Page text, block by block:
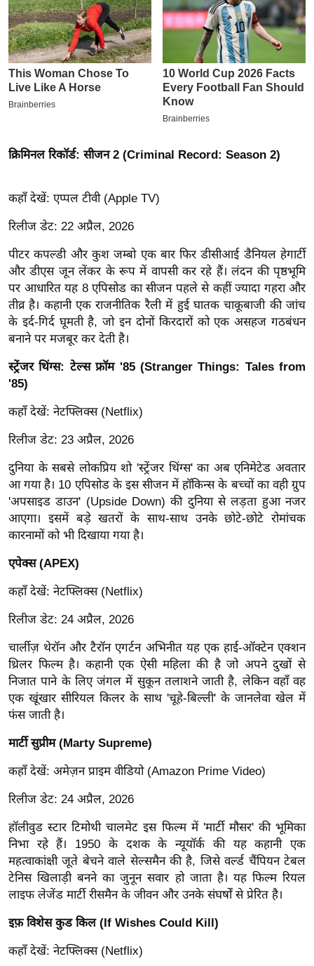
क्रा
इ
म
ई
-
पे
ल
मि
सा
ल
श
ख्सि
त
यं
ग
डि
या
सा
हि
त्य
ज
ग
ऑ
टो
र्ल्ड
न्यू
ज
ब्री
नो
ज
न
ज
ग
त
बॉ
ली
ड
क्रिमिनल रिकॉर्ड: सीजन 2 (Criminal Record: Season 2)
कहाँ देखें: एप्पल टीवी (Apple TV)
रिलीज डेट: 22 अप्रैल, 2026
पीटर कपल्डी और कुश जम्बो एक बार फिर डीसीआई डैनियल हेगार्टी
और डीएस जून लेंकर के रूप में वापसी कर रहे हैं। लंदन की पृष्ठभूमि
पर आधारित यह 8 एपिसोड का सीजन पहले से कहीं ज्यादा गहरा और
तीव्र है। कहानी एक राजनीतिक रैली में हुई घातक चाकूबाजी की जांच
के इर्द-गिर्द घूमती है, जो इन दोनों किरदारों को एक असहज गठबंधन
बनाने पर मजबूर कर देती है।
स्ट्रेंजर थिंग्स: टेल्स फ्रॉम '85 (Stranger Things: Tales from
'85)
कहाँ देखें: नेटफ्लिक्स (Netflix)
रिलीज डेट: 23 अप्रैल, 2026
दुनिया के सबसे लोकप्रिय शो 'स्ट्रेंजर थिंग्स' का अब एनिमेटेड अवतार
आ गया है। 10 एपिसोड के इस सीजन में हॉकिन्स के बच्चों का वही ग्रुप
'अपसाइड डाउन' (Upside Down) की दुनिया से लड़ता हुआ नजर
आएगा। इसमें बड़े खतरों के साथ-साथ उनके छोटे-छोटे रोमांचक
कारनामों को भी दिखाया गया है।
एपेक्स (APEX)
कहाँ देखें: नेटफ्लिक्स (Netflix)
रिलीज डेट: 24 अप्रैल, 2026
चार्लीज़ थेरॉन और टैरॉन एगर्टन अभिनीत यह एक हाई-ऑक्टेन एक्शन
थ्रिलर फिल्म है। कहानी एक ऐसी महिला की है जो अपने दुखों से
निजात पाने के लिए जंगल में सुकून तलाशने जाती है, लेकिन वहाँ वह
एक खूंखार सीरियल किलर के साथ 'चूहे-बिल्ली' के जानलेवा खेल में
फंस जाती है।
मार्टी सुप्रीम (Marty Supreme)
कहाँ देखें: अमेज़न प्राइम वीडियो (Amazon Prime Video)
रिलीज डेट: 24 अप्रैल, 2026
हॉलीवुड स्टार टिमोथी चालमेट इस फिल्म में 'मार्टी मौसर' की भूमिका
निभा रहे हैं। 1950 के दशक के न्यूयॉर्क की यह कहानी एक
महत्वाकांक्षी जूते बेचने वाले सेल्समैन की है, जिसे वर्ल्ड चैंपियन टेबल
टेनिस खिलाड़ी बनने का जुनून सवार हो जाता है। यह फिल्म रियल
लाइफ लेजेंड मार्टी रीसमैन के जीवन और उनके संघर्षों से प्रेरित है।
इफ़ विशेस कुड किल (If Wishes Could Kill)
कहाँ देखें: नेटफ्लिक्स (Netflix)